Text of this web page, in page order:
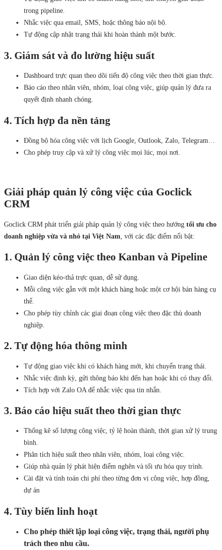
trong pipeline.
Nhắc việc qua email, SMS, hoặc thông báo nội bộ.
Tự động cập nhật trạng thái khi hoàn thành một bước.
3. Giám sát và đo lường hiệu suất
Dashboard trực quan theo dõi tiến độ công việc theo thời gian thực.
Báo cáo theo nhân viên, nhóm, loại công việc, giúp quản lý đưa ra
quyết định nhanh chóng.
4. Tích hợp đa nền tảng
Đồng bộ hóa công việc với lịch Google, Outlook, Zalo, Telegram…
Cho phép truy cập và xử lý công việc mọi lúc, mọi nơi.
Giải pháp quản lý công việc của Goclick
CRM
Goclick CRM phát triển giải pháp quản lý công việc theo hướng tối ưu cho
doanh nghiệp vừa và nhỏ tại Việt Nam , với các đặc điểm nổi bật:
1. Quản lý công việc theo Kanban và Pipeline
Giao diện kéo-thả trực quan, dễ sử dụng.
Mỗi công việc gắn với một khách hàng hoặc một cơ hội bán hàng cụ
thể.
Cho phép tùy chỉnh các giai đoạn công việc theo đặc thù doanh
nghiệp.
2. Tự động hóa thông minh
Tự động giao việc khi có khách hàng mới, khi chuyển trạng thái.
Nhắc việc định kỳ, gửi thông báo khi đến hạn hoặc khi có thay đổi.
Tích hợp với Zalo OA để nhắc việc qua tin nhắn.
3. Báo cáo hiệu suất theo thời gian thực
Thống kê số lượng công việc, tỷ lệ hoàn thành, thời gian xử lý trung
bình.
Phân tích hiệu suất theo nhân viên, nhóm, loại công việc.
Giúp nhà quản lý phát hiện điểm nghẽn và tối ưu hóa quy trình.
Cài đặt và tính toán chi phí theo từng đơn vị công việc, hợp đồng,
dự án
4. Tùy biến linh hoạt
Cho phép thiết lập loại công việc, trạng thái, người phụ
trách theo nhu cầu.